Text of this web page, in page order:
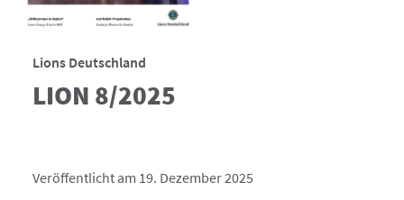
Lions Deutschland
LION 8/2025
Veröffentlicht am 19. Dezember 2025